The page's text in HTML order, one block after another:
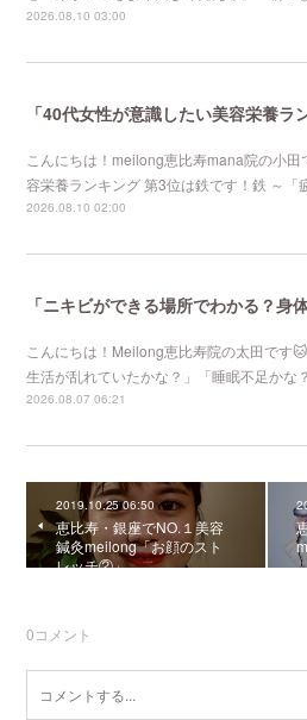
2026.08.10 03:00
こんにちは！meilong恵比寿mana院の小田
容栄養ランキング 第3位は鉄です！鉄 ～「
2026.08.10 02:00
こんにちは！Meilong恵比寿院の太田です
生活が乱れていたかな？」「睡眠不足かな
2026.08.07 06:21
2019.10.25 06:50
恵比寿・銀座でNO.１美容
鍼灸meilong「お顔のスト
レッチ②」
0コメント